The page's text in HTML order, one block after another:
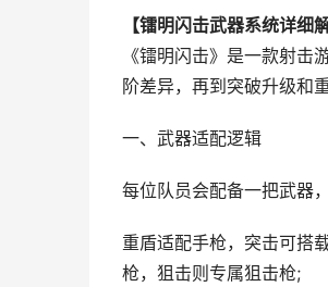
【镭明闪击武器系统详细解
《镭明闪击》是一款射
阶差异，再到突破升级和
一、武器适配逻辑
每位队员会配备一把武器
重盾适配手枪，突击可搭
枪，狙击则专属狙击枪;